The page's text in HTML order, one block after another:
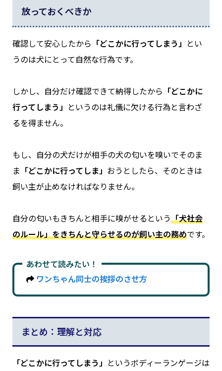
放っておくべきか
確認して安心したから 「どこかに行ってしまう」
とい
うのは犬にとって自然な行為です。
しかし、自分だけ確認できて納得したから
「どこかに
行ってしまう」
というのは礼儀に欠ける行為と言わざ
るを得ません。
もし、自分の犬だけが相手の犬の匂いを嗅いでそのま
ま
「どこかに行ってしま」 おうとしたら、そのときは
飼い主が止めなければなりません。
自分の匂いもきちんと相手に嗅がせるという「犬社会
のルール」をきちんと守らせるのが飼い主の務めです。
あわせて読みたい ！
ワンちゃん同士の挨拶のさせ方
まとめ：理解と対応
「どこかに行ってしまう」
というボディーランゲージは